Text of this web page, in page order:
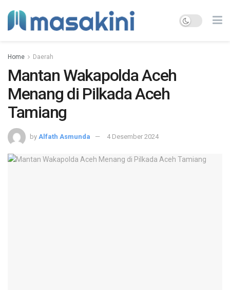
Home Daerah
Mantan Wakapolda Aceh
Menang di Pilkada Aceh
Tamiang
by Alfath Asmunda 4 Desember 2024